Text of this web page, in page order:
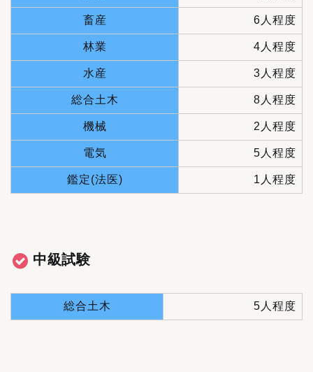
畜産 6人程度
林業 4人程度
水産 3人程度
総合土木 8人程度
機械 2人程度
電気 5人程度
鑑定(法医) 1人程度
中級試験
総合土木 5人程度